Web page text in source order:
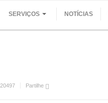
SERVIÇOS NOTÍCIAS
20497 Partilhe